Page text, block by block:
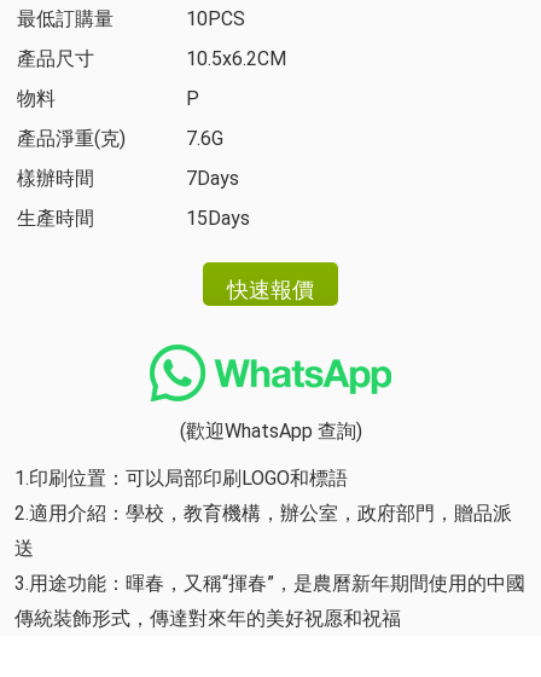
最低訂購量
10PCS
產品尺寸
10.5x6.2CM
物料
P
產品淨重(克)
7.6G
樣辦時間
7Days
生產時間
15Days
(歡迎WhatsApp 查詢)
1.印刷位置：可以局部印刷LOGO和標語
2.適用介紹：學校，教育機構，辦公室，政府部門，贈品派
送
3.用途功能：暉春，又稱“揮春”，是農曆新年期間使用的中國
傳統裝飾形式，傳達對來年的美好祝愿和祝福